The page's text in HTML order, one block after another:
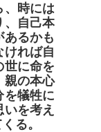
時には
、自己本
るかも
ければ自
世に命を
親の本心
を犠牲に
を考え
る。